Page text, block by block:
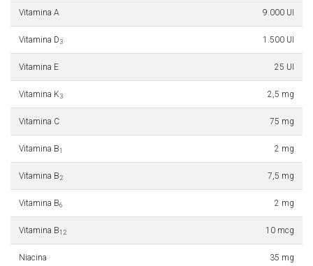
Vitamina A 9.000 UI
Vitamina D 3 1.500 UI
Vitamina E 25 UI
Vitamina K3 2,5 mg
Vitamina C 75 mg
Vitamina B1 2 mg
Vitamina B2 7,5 mg
Vitamina B6 2 mg
Vitamina B12 10 mcg
Niacina 35 mg